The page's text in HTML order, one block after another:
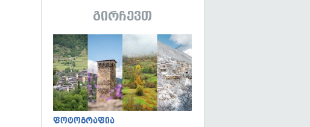
გირჩევთ
ფოტოგრაფია